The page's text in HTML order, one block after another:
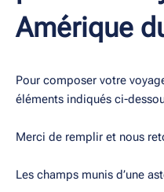
Amérique
Pour composer votre
éléments indiqués ci-
Merci de remplir et nous
Les champs munis d’une